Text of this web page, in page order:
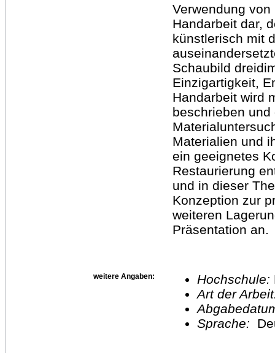
Verwendung
Handarbeit dar,
künstlerisch mit
Schaubild
Einzigartigkeit,
Handarbeit wird
beschrieben
Materialien und
ein geeignetes
Restaurierung
und in dieser
Konzeption zur
weiteren
Präsentation an.
weitere Angaben: Hochschule:
Art der
Sprache: